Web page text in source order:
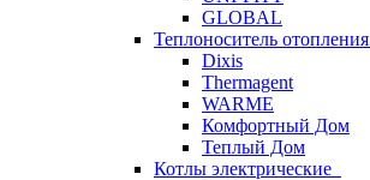
GLOBAL
Теплоноситель отопления
Dixis
Thermagent
WARME
Комфортный Дом
Теплый Дом
Котлы электрические